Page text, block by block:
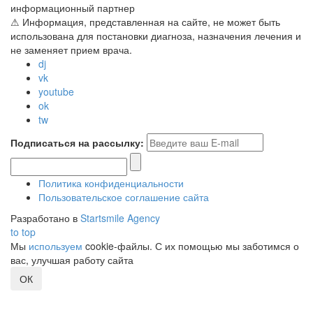
информационный партнер
⚠ Информация, представленная на сайте, не может быть
использована для постановки диагноза, назначения лечения и
не заменяет прием врача.
dj
vk
youtube
ok
tw
Подписаться на рассылку:
Политика конфиденциальности
Пользовательское соглашение сайта
Разработано в Startsmile Agency
to top
Мы используем cookie-файлы. С их помощью мы заботимся о
вас, улучшая работу сайта
ОК